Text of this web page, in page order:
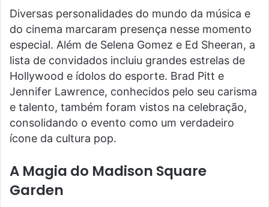
Diversas personalidades do mundo da música e
do cinema marcaram presença nesse momento
especial. Além de Selena Gomez e Ed Sheeran, a
lista de convidados incluiu grandes estrelas de
Hollywood e ídolos do esporte. Brad Pitt e
Jennifer Lawrence, conhecidos pelo seu carisma
e talento, também foram vistos na celebração,
consolidando o evento como um verdadeiro
ícone da cultura pop.
A Magia do Madison Square
Garden